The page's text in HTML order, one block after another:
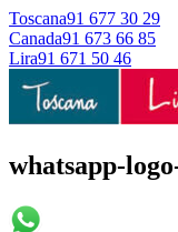
Toscana91 677 30 29
Canada91 673 66 85
Lira91 671 50 46
whatsapp-